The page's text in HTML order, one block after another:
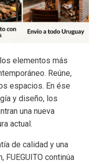
elementos más
Reúne,
espacios. En ése
y diseño, los
una nueva
actual.
de calidad y una
FUEGUITO continúa